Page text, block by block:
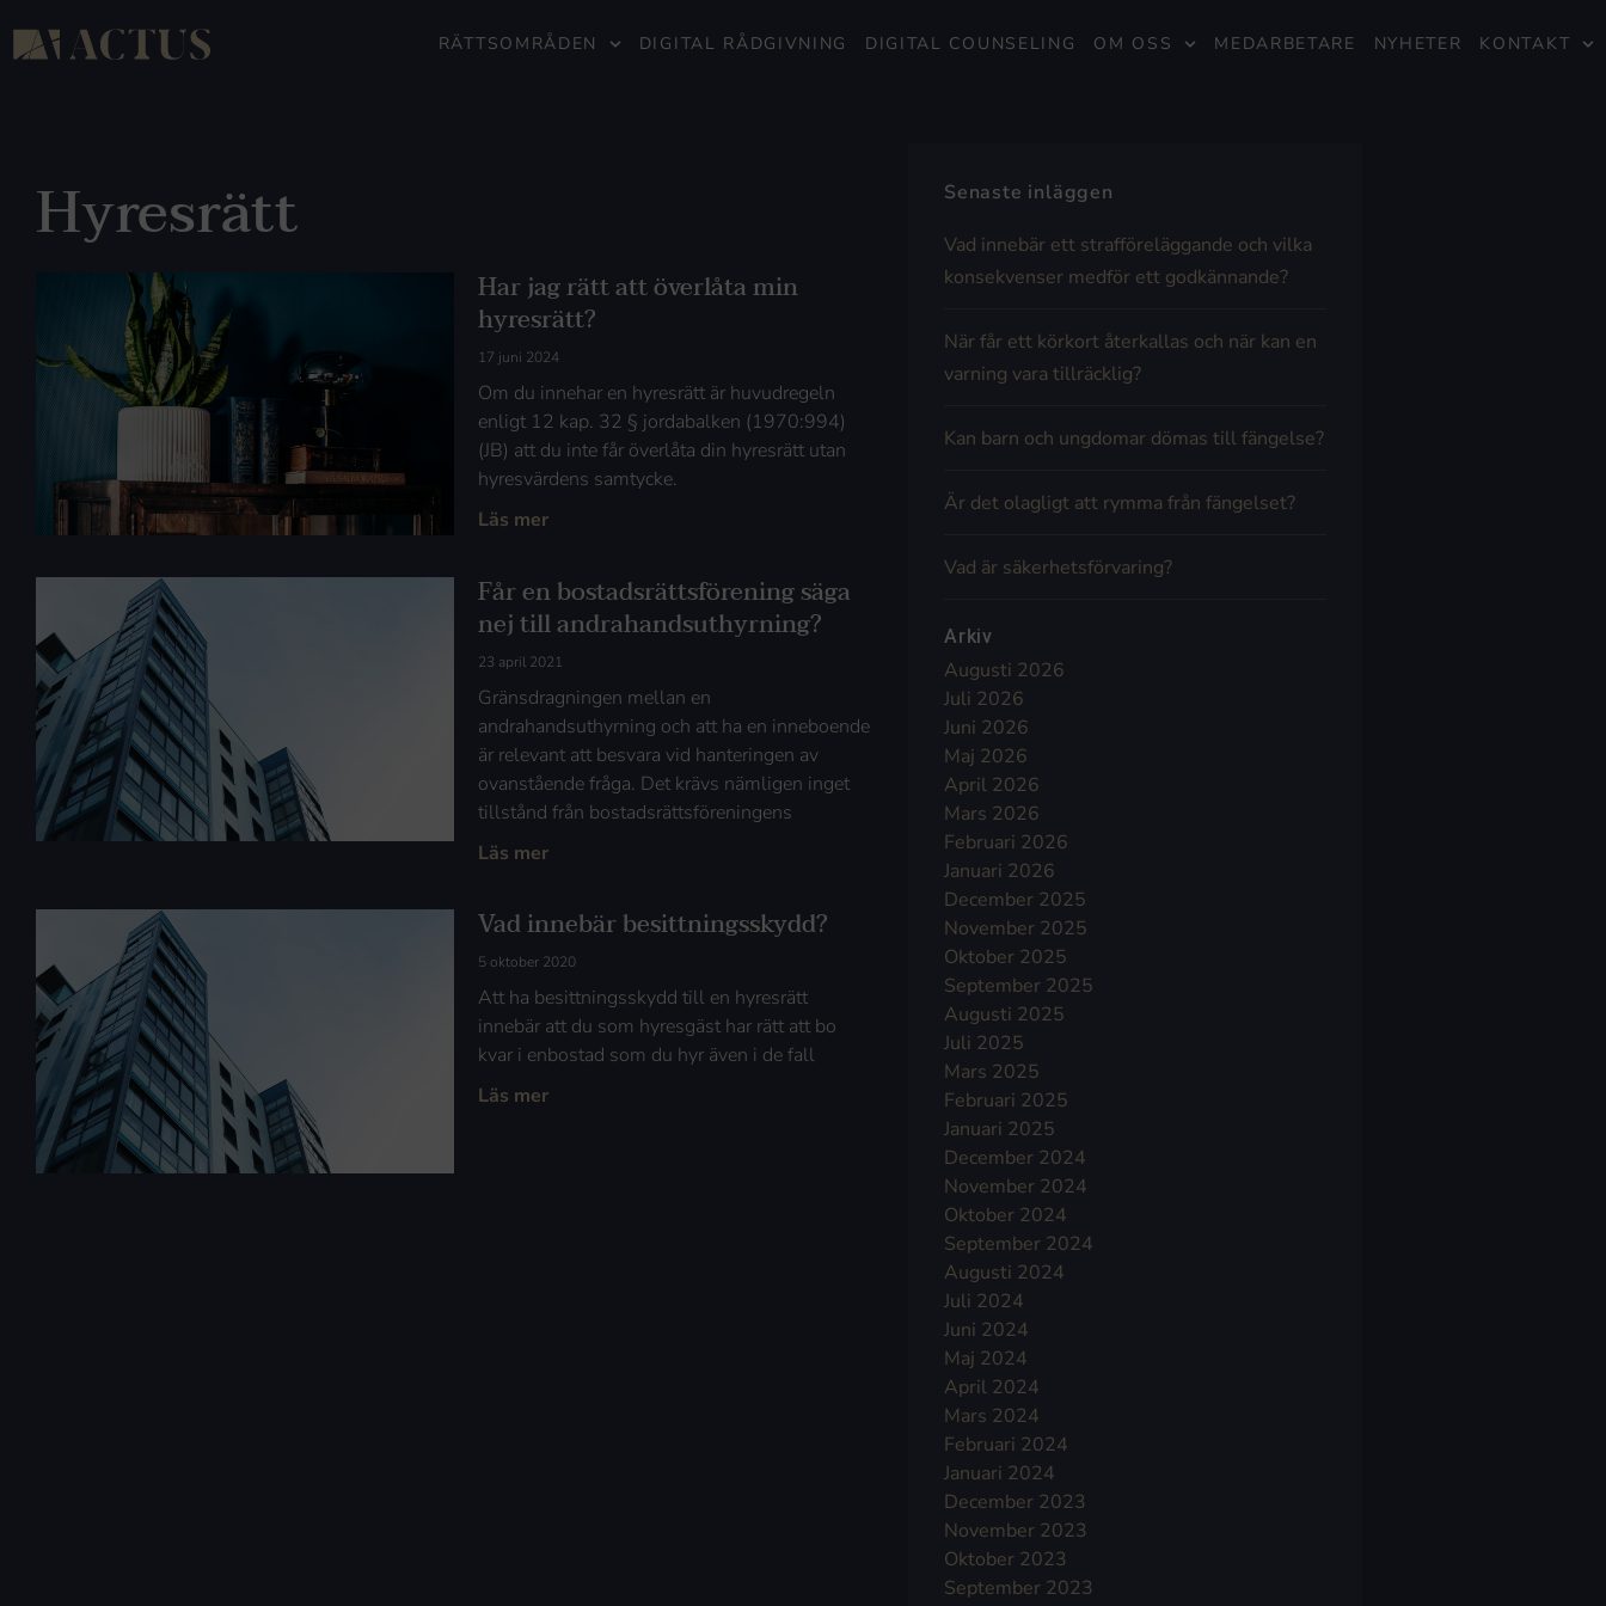
RÄTTSOMRÅDEN DIGITAL RÅDGIVNING DIGITAL COUNSELING OM OSS MEDARBETARE NYHETER KONTAKT
Hyresrätt
Har jag rätt att överlåta min
hyresrätt?
17 juni 2024
Om du innehar en hyresrätt är huvudregeln
enligt 12 kap. 32 § jordabalken (1970:994)
(JB) att du inte får överlåta din hyresrätt utan
hyresvärdens samtycke.
Läs mer
Får en bostadsrättsförening säga
nej till andrahandsuthyrning?
23 april 2021
Gränsdragningen mellan en
andrahandsuthyrning och att ha en inneboende
är relevant att besvara vid hanteringen av
ovanstående fråga. Det krävs nämligen inget
tillstånd från bostadsrättsföreningens
Läs mer
Vad innebär besittningsskydd?
5 oktober 2020
Att ha besittningsskydd till en hyresrätt
innebär att du som hyresgäst har rätt att bo
kvar i enbostad som du hyr även i de fall
Läs mer
Senaste inläggen
Vad innebär ett strafföreläggande och vilka
konsekvenser medför ett godkännande?
När får ett körkort återkallas och när kan en
varning vara tillräcklig?
Kan barn och ungdomar dömas till fängelse?
Är det olagligt att rymma från fängelset?
Vad är säkerhetsförvaring?
Arkiv
Augusti 2026
Juli 2026
Juni 2026
Maj 2026
April 2026
Mars 2026
Februari 2026
Januari 2026
December 2025
November 2025
Oktober 2025
September 2025
Augusti 2025
Juli 2025
Mars 2025
Februari 2025
Januari 2025
December 2024
November 2024
Oktober 2024
September 2024
Augusti 2024
Juli 2024
Juni 2024
Maj 2024
April 2024
Mars 2024
Februari 2024
Januari 2024
December 2023
November 2023
Oktober 2023
September 2023